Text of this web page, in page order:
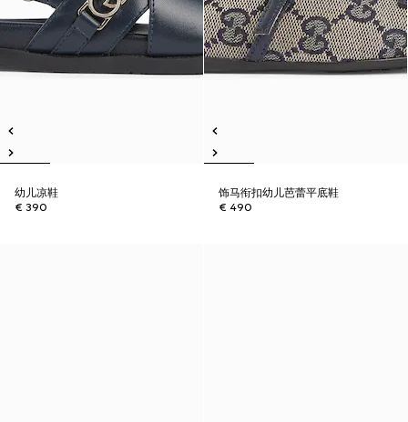
幼儿凉鞋
€ 390
饰马衔扣幼儿芭蕾平底鞋
€ 490